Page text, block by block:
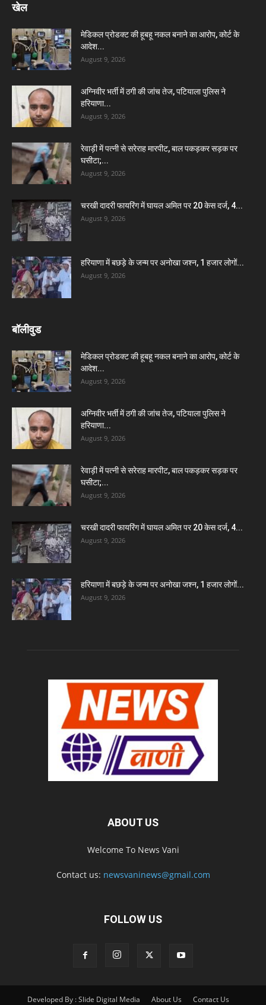
खेल
मेडिकल प्रोडक्ट की हूबहू नकल बनाने का आरोप, कोर्ट के
आदेश...
August 9, 2026
अग्निवीर भर्ती में ठगी की जांच तेज, पटियाला पुलिस ने
हरियाणा...
August 9, 2026
रेवाड़ी में पत्नी से सरेराह मारपीट, बाल पकड़कर सड़क पर
घसीटा;...
August 9, 2026
चरखी दादरी फायरिंग में घायल अमित पर 20 केस दर्ज, 4...
August 9, 2026
हरियाणा में बछड़े के जन्म पर अनोखा जश्न, 1 हजार लोगों...
August 9, 2026
बॉलीवुड
मेडिकल प्रोडक्ट की हूबहू नकल बनाने का आरोप, कोर्ट के
आदेश...
August 9, 2026
अग्निवीर भर्ती में ठगी की जांच तेज, पटियाला पुलिस ने
हरियाणा...
August 9, 2026
रेवाड़ी में पत्नी से सरेराह मारपीट, बाल पकड़कर सड़क पर
घसीटा;...
August 9, 2026
चरखी दादरी फायरिंग में घायल अमित पर 20 केस दर्ज, 4...
August 9, 2026
हरियाणा में बछड़े के जन्म पर अनोखा जश्न, 1 हजार लोगों...
August 9, 2026
ABOUT US
Welcome To News Vani
Contact us: newsvaninews@gmail.com
FOLLOW US
Developed By : Slide Digital Media About Us Contact Us